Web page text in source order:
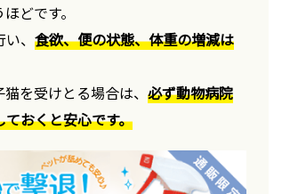
どです。
、 食欲、便の状態、体重の増減は
を受けとる場合は、 必ず動物病院
おくと安心です。